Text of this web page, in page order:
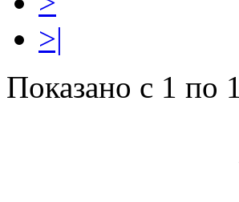
>|
Показано с 1 по